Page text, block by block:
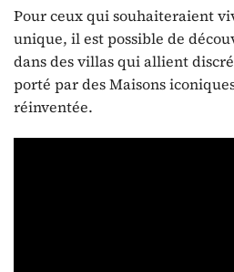
Pour ceux qui souhaiteraient
unique, il est possible de
dans des villas qui allient
porté par des Maisons
réinventée.